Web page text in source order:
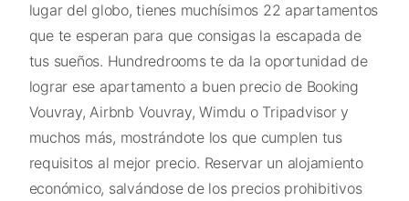
lugar del globo, tienes muchísimos 22 apartamentos
que te esperan para que consigas la escapada de
tus sueños. Hundredrooms te da la oportunidad de
lograr ese apartamento a buen precio de Booking
Vouvray, Airbnb Vouvray, Wimdu o Tripadvisor y
muchos más, mostrándote los que cumplen tus
requisitos al mejor precio. Reservar un alojamiento
económico, salvándose de los precios prohibitivos